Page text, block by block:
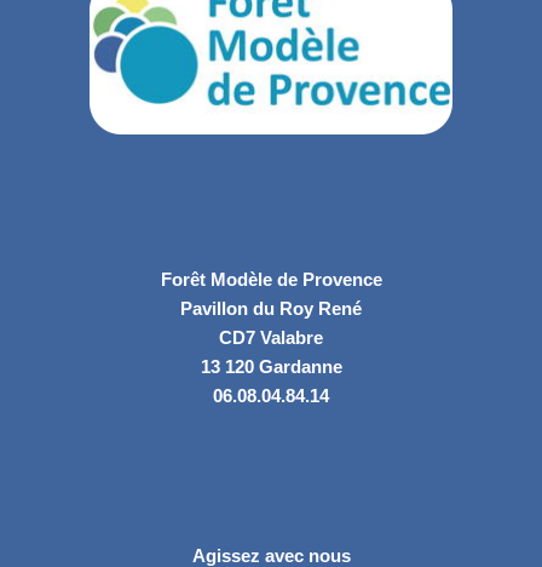
Forêt Modèle de Provence
Pavillon du Roy René
CD7 Valabre
13 120 Gardanne
06.08.04.84.14
Agissez avec nous